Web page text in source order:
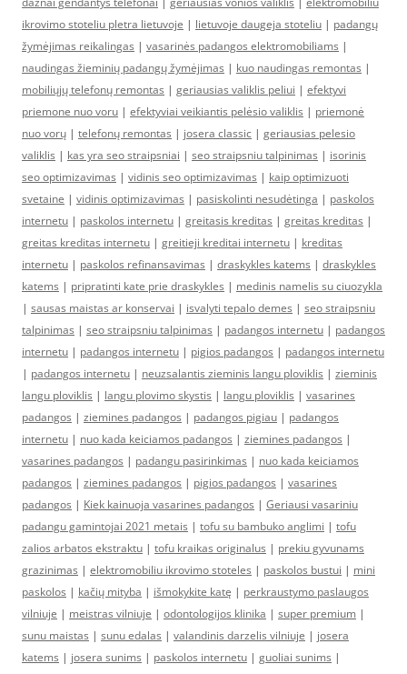
ikrovimo stoteliu pletra lietuvoje | lietuvoje daugeja stoteliu | padangų
žymėjimas reikalingas | vasarinės padangos elektromobiliams |
naudingas žieminių padangų žymėjimas | kuo naudingas remontas |
mobiliųjų telefonų remontas | geriausias valiklis peliui | efektyvi
priemone nuo voru | efektyviai veikiantis pelėsio valiklis | priemonė
nuo vorų | telefonų remontas | josera classic | geriausias pelesio
valiklis | kas yra seo straipsniai | seo straipsniu talpinimas | isorinis
seo optimizavimas | vidinis seo optimizavimas | kaip optimizuoti
svetaine | vidinis optimizavimas | pasiskolinti nesudėtinga | paskolos
internetu | paskolos internetu | greitasis kreditas | greitas kreditas |
greitas kreditas internetu | greitieji kreditai internetu | kreditas
internetu | paskolos refinansavimas | draskykles katems | draskykles
katems | pripratinti kate prie draskykles | medinis namelis su ciuozykla
| sausas maistas ar konservai | isvalyti tepalo demes | seo straipsniu
talpinimas | seo straipsniu talpinimas | padangos internetu | padangos
internetu | padangos internetu | pigios padangos | padangos internetu
| padangos internetu | neuzsalantis zieminis langu ploviklis | zieminis
langu ploviklis | langu plovimo skystis | langu ploviklis | vasarines
padangos | ziemines padangos | padangos pigiau | padangos
internetu | nuo kada keiciamos padangos | ziemines padangos |
vasarines padangos | padangu pasirinkimas | nuo kada keiciamos
padangos | ziemines padangos | pigios padangos | vasarines
padangos | Kiek kainuoja vasarines padangos | Geriausi vasariniu
padangu gamintojai 2021 metais | tofu su bambuko anglimi | tofu
zalios arbatos ekstraktu | tofu kraikas originalus | prekiu gyvunams
grazinimas | elektromobiliu ikrovimo stoteles | paskolos bustui | mini
paskolos | kačių mityba | išmokykite katę | perkraustymo paslaugos
vilniuje | meistras vilniuje | odontologijos klinika | super premium |
sunu maistas | sunu edalas | valandinis darzelis vilniuje | josera
katems | josera sunims | paskolos internetu | guoliai sunims |